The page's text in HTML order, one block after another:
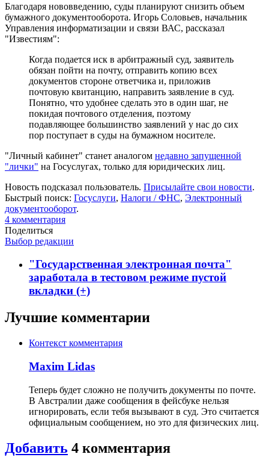
Благодаря нововведению, суды планируют снизить объем
бумажного документооборота. Игорь Соловьев, начальник
Управления информатизации и связи ВАС, рассказал
"Известиям":
Когда подается иск в арбитражный суд, заявитель
обязан пойти на почту, отправить копию всех
документов стороне ответчика и, приложив
почтовую квитанцию, направить заявление в суд.
Понятно, что удобнее сделать это в один шаг, не
покидая почтового отделения, поэтому
подавляющее большинство заявлений у нас до сих
пор поступает в суды на бумажном носителе.
"Личный кабинет" станет аналогом недавно запущенной
"лички" на Госуслугах, только для юридических лиц.
Новость подсказал пользователь. Присылайте свои новости.
Быстрый поиск: Госуслуги, Налоги / ФНС, Электронный
документооборот.
4 комментария
Поделиться
Выбор редакции
"Государственная электронная почта"
заработала в тестовом режиме пустой
вкладки (+)
Лучшие комментарии
Контекст комментария
Maxim Lidas
Теперь будет сложно не получить документы по почте.
В Австралии даже сообщения в фейсбуке нельзя
игнорировать, если тебя вызывают в суд. Это считается
официальным сообщением, но это для физических лиц.
Добавить 4 комментария